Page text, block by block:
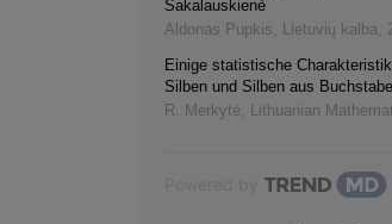
Sakalauskienė
Aldonas Pupkis, Lietuvių kalba,
Einige statistische
Silben und Silben aus
R. Merkytė, Lithuanian